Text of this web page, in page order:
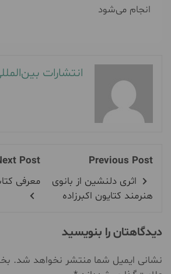
انجام می‌شود
انتشارات
Previous Post
اثری دلنشین از بانوی
هنرمند کتایون اکبرزاده
Post
معرفی
دیدگاهتان را بنویسید
نشانی ایمیل شما منتشر نخواهد شد.